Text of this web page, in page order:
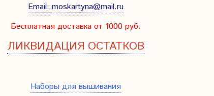
Email: moskartyna@mail.ru
Бесплатная доставка от 1000 руб.
ЛИКВИДАЦИЯ ОСТАТКОВ
Наборы для вышивания